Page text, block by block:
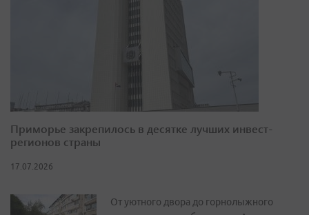
Приморье закрепилось в десятке лучших инвест-
регионов страны
17.07.2026
От уютного двора до горнолыжного